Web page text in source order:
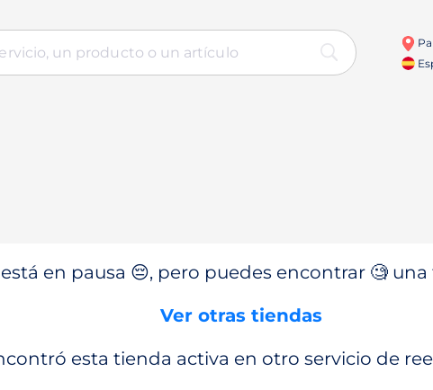
en pausa 😔, pero puedes encontrar 🧐
Ver otras tiendas
esta tienda activa en otro servicio de